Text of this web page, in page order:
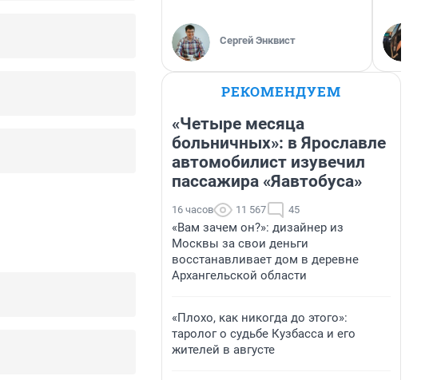
Сергей Энквист
РЕКОМЕНДУЕМ
«Четыре месяца
больничных»: в Ярославле
автомобилист изувечил
пассажира «Яавтобуса»
16 часов 11 567 45
«Вам зачем он?»: дизайнер из
Москвы за свои деньги
восстанавливает дом в деревне
Архангельской области
«Плохо, как никогда до этого»:
таролог о судьбе Кузбасса и его
жителей в августе